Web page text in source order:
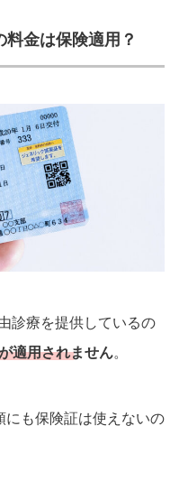
金は保険適用？
診療を提供しているの
適用されません。
にも保険証は使えないの